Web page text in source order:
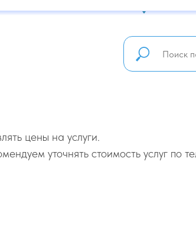
цены на услуги.
уточнять стоимость услуг по